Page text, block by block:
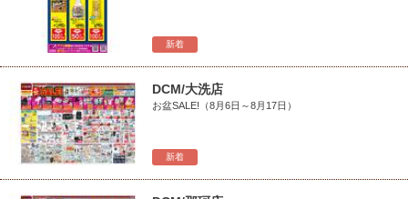
新着
新着
DCM/大洗店
お盆SALE!（8月6日～8月17日）